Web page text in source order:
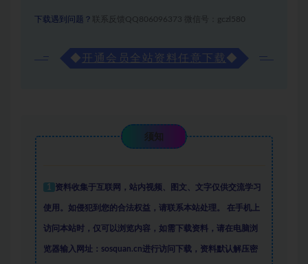
下载遇到问题？ 联系反馈QQ806096373 微信号：gczl580
◆ 开通会员全站资料任意下载◆
须知
1 资料收集于互联网 ， 站内视频、图文、文字仅供交流学习
使用。如侵犯到您的合法权益，请联系本站处理。 在手机上
访问本站时，仅可以浏览内容，如需下载资料，请在电脑浏
览器输入网址：sosquan.cn进行访问下载， 资料默认解压密